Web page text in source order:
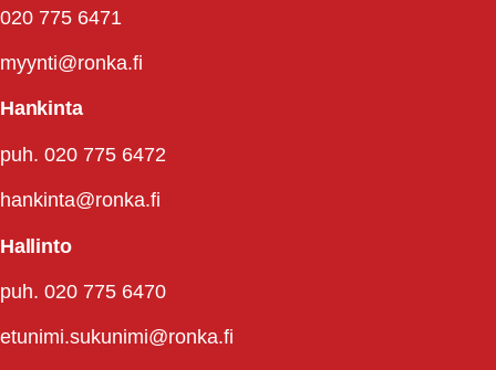
020 775 6471
myynti@ronka.fi
Hankinta
puh. 020 775 6472
hankinta@ronka.fi
Hallinto
puh. 020 775 6470
etunimi.sukunimi@ronka.fi